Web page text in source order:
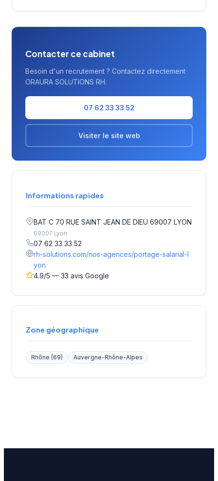
Contacter ce cabinet
Besoin d'un recrutement ? Contactez directement
ORAURA SOLUTIONS RH.
07 62 33 33 52
Visiter le site web
Informations rapides
BAT C 70 RUE SAINT JEAN DE DIEU 69007 LYON
69007 Lyon
07 62 33 33 52
rh-solutions.com/nos-agences/portage-salarial-l
yon
4.9/5 — 33 avis Google
Zone géographique
Rhône (69) Auvergne-Rhône-Alpes